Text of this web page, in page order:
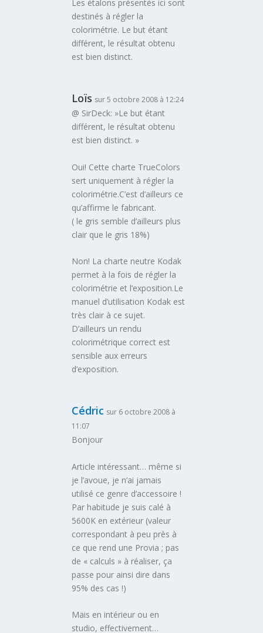
Les étalons présentés ici sont
destinés à régler la
colorimétrie. Le but étant
différent, le résultat obtenu
est bien distinct.
Loïs sur 5 octobre 2008 à 12:24
@ SirDeck: »Le but étant
différent, le résultat obtenu
est bien distinct. »
Oui! Cette charte TrueColors
sert uniquement à régler la
colorimétrie.C’est d’ailleurs ce
qu’affirme le fabricant.
( le gris semble d’ailleurs plus
clair que le gris 18%)
Non! La charte neutre Kodak
permet à la fois de régler la
colorimétrie et l’exposition.Le
manuel d’utilisation Kodak est
très clair à ce sujet.
D’ailleurs un rendu
colorimétrique correct est
sensible aux erreurs
d’exposition.
Cédric sur 6 octobre 2008 à
11:07
Bonjour
Article intéressant… même si
je l’avoue, je n’ai jamais
utilisé ce genre d’accessoire !
Par habitude je suis calé à
5600K en extérieur (valeur
correspondant à peu près à
ce que rend une Provia ; pas
de « calculs » à réaliser, ça
passe pour ainsi dire dans
95% des cas !)
Mais en intérieur ou en
studio, effectivement…